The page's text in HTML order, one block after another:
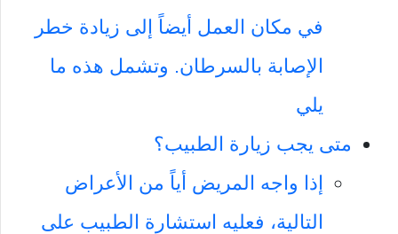
في مكان العمل أيضاً إلى زيادة خطر
الإصابة بالسرطان. وتشمل هذه ما
يلي
متى يجب زيارة الطبيب؟
إذا واجه المريض أياً من الأعراض
التالية، فعليه استشارة الطبيب على